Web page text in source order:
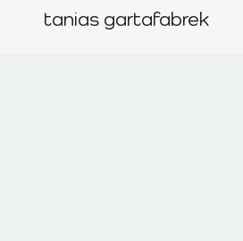
tanias gartafabrek